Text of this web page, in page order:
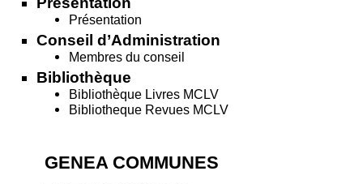
Présentation
Conseil d’Administration
Membres du conseil
Bibliothèque
Bibliothèque Livres MCLV
Bibliotheque Revues MCLV
GENEA COMMUNES